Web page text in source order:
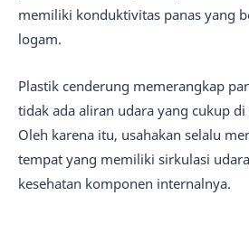
memiliki konduktivitas panas yang
logam.
Plastik cenderung memerangkap
tidak ada aliran udara yang cukup
Oleh karena itu, usahakan selalu
tempat yang memiliki sirkulasi
kesehatan komponen internalnya.